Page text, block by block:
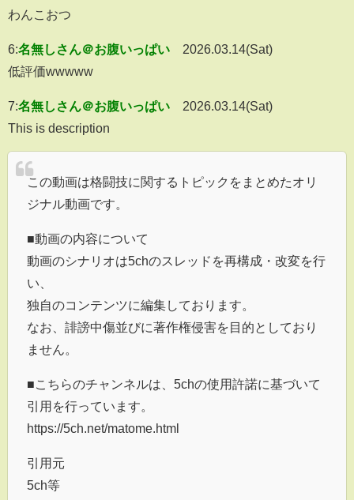
わんこおつ
6:名無しさん＠お腹いっぱい
2026.03.14(Sat)
低評価wwwww
7:名無しさん＠お腹いっぱい
2026.03.14(Sat)
This is description
この動画は格闘技に関するトピックをまとめたオリ
ジナル動画です。
■動画の内容について
動画のシナリオは5chのスレッドを再構成・改変を行
い、
独自のコンテンツに編集しております。
なお、誹謗中傷並びに著作権侵害を目的としており
ません。
■こちらのチャンネルは、5chの使用許諾に基づいて
引用を行っています。
https://5ch.net/matome.html
引用元
5ch等